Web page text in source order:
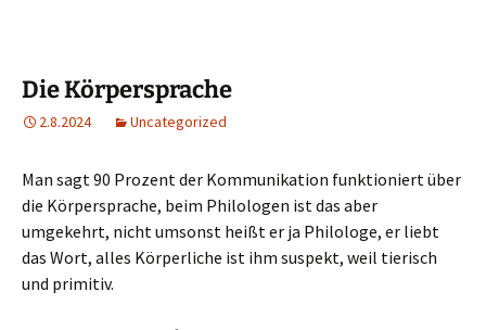
Die Körpersprache
2.8.2024 Uncategorized
Man sagt 90 Prozent der Kommunikation funktioniert über
die Körpersprache, beim Philologen ist das aber
umgekehrt, nicht umsonst heißt er ja Philologe, er liebt
das Wort, alles Körperliche ist ihm suspekt, weil tierisch
und primitiv.